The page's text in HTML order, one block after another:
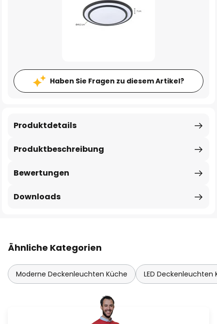
Haben Sie Fragen zu diesem Artikel?
Produktbeschreibung
Produktdetails
Bewertungen
Downloads
Ähnliche Kategorien
Moderne Deckenleuchten Küche LED Deckenleuchten